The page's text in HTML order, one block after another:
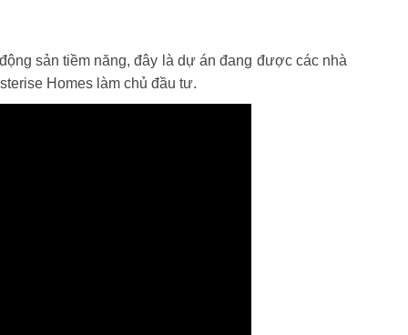
sản tiềm năng, đây là dự án đang được các nhà
Homes làm chủ đầu tư.